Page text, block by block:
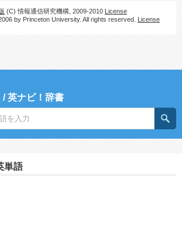
(C) 情報通信研究機構, 2009-2010 License
by Princeton University. All rights reserved. License
/英ナビ！辞書
単語